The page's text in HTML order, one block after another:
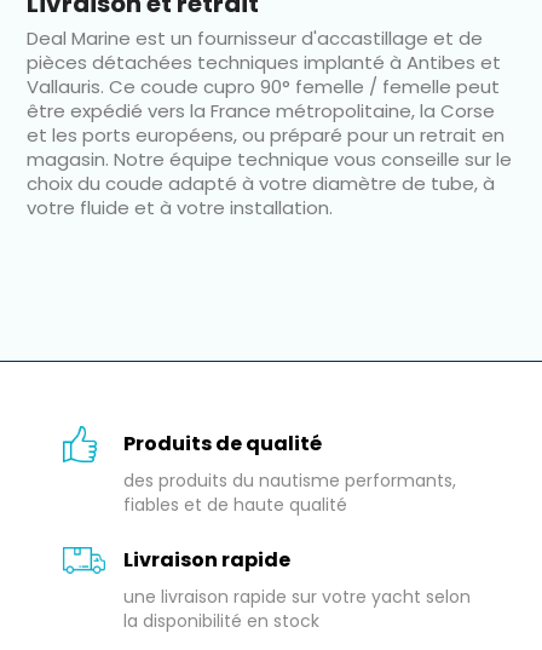
Deal Marine est un fournisseur d'accastillage et de
pièces détachées techniques implanté à Antibes et
Vallauris. Ce coude cupro 90° femelle / femelle peut
être expédié vers la France métropolitaine, la Corse
et les ports européens, ou préparé pour un retrait en
magasin. Notre équipe technique vous conseille sur le
choix du coude adapté à votre diamètre de tube, à
votre fluide et à votre installation.
Produits de qualité
des produits du nautisme performants,
fiables et de haute qualité
Livraison rapide
une livraison rapide sur votre yacht selon
la disponibilité en stock